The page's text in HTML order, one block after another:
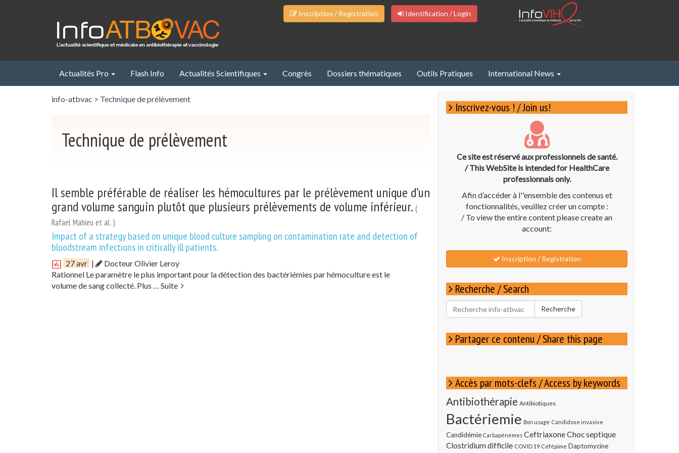
Inscription / Registration Identification / Login
Actualités Pro Flash Info Actualités Scientifiques Congrès Dossiers thématiques Outils Pratiques International News
info-atbvac > Technique de prélèvement
Technique de prélèvement
Il semble préférable de réaliser les hémocultures par le prélèvement unique d’un
grand volume sanguin plutôt que plusieurs prélèvements de volume inférieur. (
Rafael Mahieu et al. )
Impact of a strategy based on unique blood culture sampling on contamination rate and detection of
bloodstream infections in critically ill patients.
27 avr |
Docteur Olivier Leroy
Rationnel Le paramètre le plus important pour la détection des bactériémies par hémoculture est le
volume de sang collecté. Plus … Suite
Inscrivez-vous ! / Join us!
Ce site est réservé aux professionnels de santé.
/ This WebSite is intended for HealthCare
professionnals only.
Afin d’accéder à l''ensemble des contenus et
fonctionnalités, veuillez créer un compte :
/ To view the entire content please create an
account:
Inscription / Registration
Recherche / Search
Rechercher
pour
Recherche
Partager ce contenu / Share this page
Accès par mots-clefs / Access by keywords
Antibiothérapie Antibiotiques
Bactériemie Bon usage Candidose invasive
Candidémie Carbapénèmes CeftriaxoneChoc septique
Clostridium difficile COVID 19 Céfépime Daptomycine